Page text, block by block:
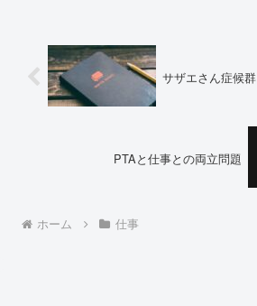
サザエさん症候群
PTAと仕事との両立問題
ホーム 仕事